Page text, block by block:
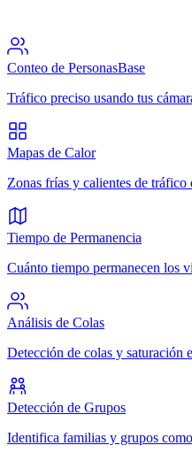
Conteo de PersonasBase
Tráfico preciso usando tus
Mapas de Calor
Zonas frías y calientes de tráfico
Tiempo de Permanencia
Cuánto tiempo permanecen los
Análisis de Colas
Detección de colas y saturación
Detección de Grupos
Identifica familias y grupos